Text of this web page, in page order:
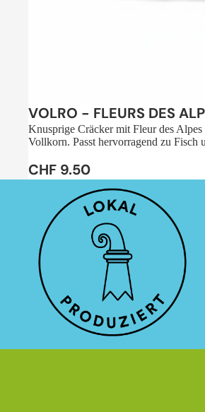
Sale
VOLRO - FLEURS DES
Knusprige Cräcker mit Fleur des Alpes
Vollkorn. Passt hervorragend zu Fisch
CHF 9.50